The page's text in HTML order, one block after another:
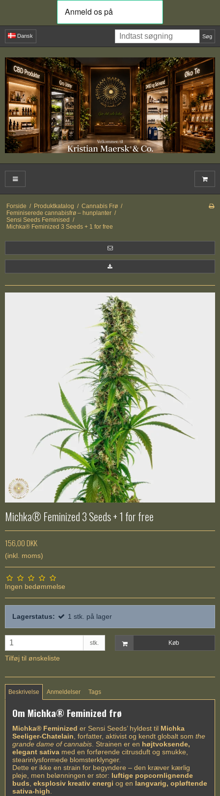
Dansk Søg
Forside / Produktkatalog / Cannabis Frø /
Feminiserede cannabisfrø – hunplanter /
Sensi Seeds Feminised /
Michka® Feminized 3 Seeds + 1 for free
Michka® Feminized 3 Seeds + 1 for free
156,00 DKK
(inkl. moms)
Ingen bedømmelse
Lagerstatus: 1 stk. på lager
stk. Køb
Tilføj til ønskeliste
Beskrivelse Anmeldelser Tags
Om Michka® Feminized frø
Michka® Feminized er Sensi Seeds’ hyldest til Michka
Seeliger-Chatelain, forfatter, aktivist og kendt globalt som the
grande dame of cannabis. Strainen er en højtvoksende,
elegant sativa med en forførende citrusduft og smukke,
stearinlysformede blomsterklynger.
Dette er ikke en strain for begyndere – den kræver kærlig
pleje, men belønningen er stor: luftige popcornlignende
buds, eksplosiv kreativ energi og en langvarig, opløftende
sativa-high.